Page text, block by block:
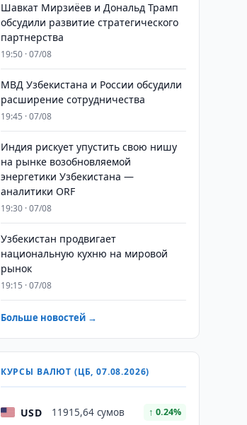
Шавкат Мирзиёев и Дональд Трамп
обсудили развитие стратегического
партнерства
19:50 · 07/08
МВД Узбекистана и России обсудили
расширение сотрудничества
19:45 · 07/08
Индия рискует упустить свою нишу
на рынке возобновляемой
энергетики Узбекистана —
аналитики ORF
19:30 · 07/08
Узбекистан продвигает
национальную кухню на мировой
рынок
19:15 · 07/08
Больше новостей →
КУРСЫ ВАЛЮТ (ЦБ, 07.08.2026)
USD 11915,64 сумов ↑ 0.24%